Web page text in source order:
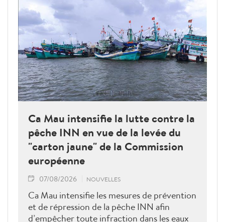
Ca Mau intensifie la lutte contre la
pêche INN en vue de la levée du
"carton jaune" de la Commission
européenne
07/08/2026 NOUVELLES
Ca Mau intensifie les mesures de prévention
et de répression de la pêche INN afin
d’empêcher toute infraction dans les eaux